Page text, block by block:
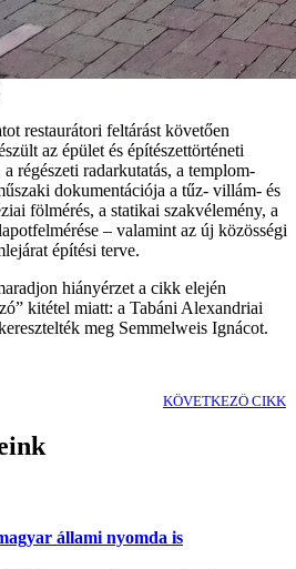
restaurátori feltárást követően
az épület és építészettörténeti
régészeti radarkutatás, a templom-
dokumentációja a tűz- villám- és
fölmérés, a statikai szakvélemény, a
– valamint az új közösségi
építési terve.
hiányérzet a cikk elején
kitétel miatt: a Tabáni Alexandriai
meg Semmelweis Ignácot.
KÖVETKEZŐ CIKK
állami nyomda is